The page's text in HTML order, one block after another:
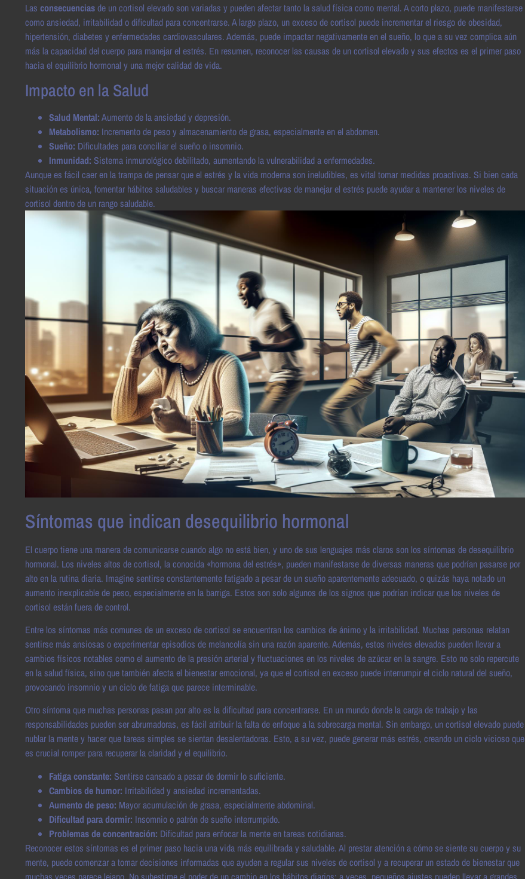
Las consecuenciasde un cortisol elevado son variadas y pueden afectar tanto la salud física como mental. A corto plazo, puede manifestarse
como ansiedad, irritabilidad o dificultad para concentrarse. A largo plazo, un exceso de cortisol puede incrementar el riesgo de obesidad,
hipertensión, diabetes y enfermedades cardiovasculares. Además, puede impactar negativamente en el sueño, lo que a su vez complica aún
más la capacidad del cuerpo para manejar el estrés. En resumen, reconocer las causas de un cortisol elevado y sus efectos es el primer paso
hacia el equilibrio hormonal y una mejor calidad de vida.
Impacto en la Salud
Salud Mental:Aumento de la ansiedad y depresión.
Metabolismo: Incremento de peso y almacenamiento de grasa, especialmente en el abdomen.
Sueño: Dificultades para conciliar el sueño o insomnio.
Inmunidad: Sistema inmunológico debilitado, aumentando la vulnerabilidad a enfermedades.
Aunque es fácil caer en la trampa de pensar que el estrés y la vida moderna son ineludibles, es vital tomar medidas proactivas. Si bien cada
situación es única, fomentar hábitos saludables y buscar maneras efectivas de manejar el estrés puede ayudar a mantener los niveles de
cortisol dentro de un rango saludable.
Síntomas que indican desequilibrio hormonal
El cuerpo tiene una manera de comunicarse cuando algo no está bien, y uno de sus lenguajes más claros son los síntomas de desequilibrio
hormonal. Los niveles altos de cortisol, la conocida «hormona del estrés», pueden manifestarse de diversas maneras que podrían pasarse por
alto en la rutina diaria. Imagine sentirse constantemente fatigado a pesar de un sueño aparentemente adecuado, o quizás haya notado un
aumento inexplicable de peso, especialmente en la barriga. Estos son solo algunos de los signos que podrían indicar que los niveles de
cortisol están fuera de control.
Entre los síntomas más comunes de un exceso de cortisol se encuentran los cambios de ánimo y la irritabilidad. Muchas personas relatan
sentirse más ansiosas o experimentar episodios de melancolía sin una razón aparente. Además, estos niveles elevados pueden llevar a
cambios físicos notables como el aumento de la presión arterial y fluctuaciones en los niveles de azúcar en la sangre. Esto no solo repercute
en la salud física, sino que también afecta el bienestar emocional, ya que el cortisol en exceso puede interrumpir el ciclo natural del sueño,
provocando insomnio y un ciclo de fatiga que parece interminable.
Otro síntoma que muchas personas pasan por alto es la dificultad para concentrarse. En un mundo donde la carga de trabajo y las
responsabilidades pueden ser abrumadoras, es fácil atribuir la falta de enfoque a la sobrecarga mental. Sin embargo, un cortisol elevado puede
nublar la mente y hacer que tareas simples se sientan desalentadoras. Esto, a su vez, puede generar más estrés, creando un ciclo vicioso que
es crucial romper para recuperar la claridad y el equilibrio.
Fatiga constante: Sentirse cansado a pesar de dormir lo suficiente.
Cambios de humor: Irritabilidad y ansiedad incrementadas.
Aumento de peso: Mayor acumulación de grasa, especialmente abdominal.
Dificultad para dormir: Insomnio o patrón de sueño interrumpido.
Problemas de concentración: Dificultad para enfocar la mente en tareas cotidianas.
Reconocer estos síntomas es el primer paso hacia una vida más equilibrada y saludable. Al prestar atención a cómo se siente su cuerpo y su
mente, puede comenzar a tomar decisiones informadas que ayuden a regular sus niveles de cortisol y a recuperar un estado de bienestar que